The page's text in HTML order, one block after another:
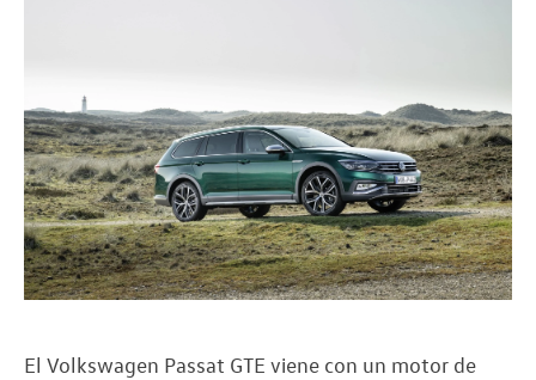
El Volkswagen Passat GTE viene con un motor de